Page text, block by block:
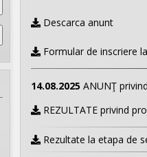
Descarca anunt
Formular de inscriere
14.08.2025 ANUNŢ
REZULTATE privind
Rezultate la etapa de